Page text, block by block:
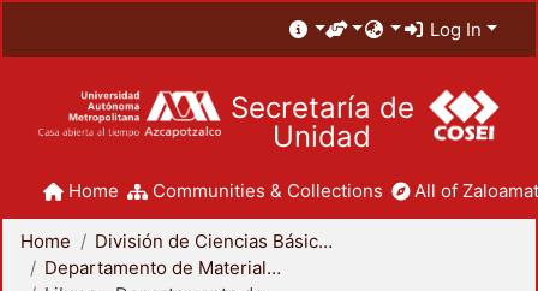
Log In
Secretaría de
Unidad
Home Communities & Collections All of
Home
División de Ciencias Básicas e Ingeniería
Departamento de Materiales